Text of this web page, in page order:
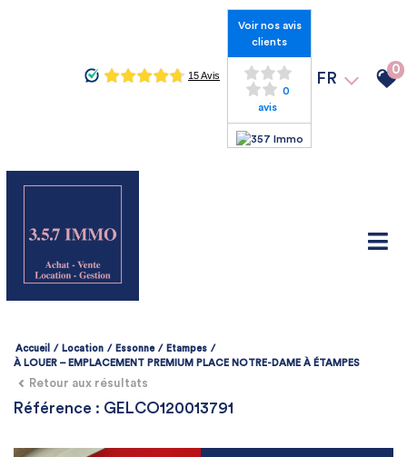
Voir nos avis
clients
0
avis
FR
0
Accueil Location Essonne
Etampes
À LOUER – EMPLACEMENT PREMIUM PLACE NOTRE-DAME À ÉTAMPES
Retour aux résultats
Référence : GELCO120013791